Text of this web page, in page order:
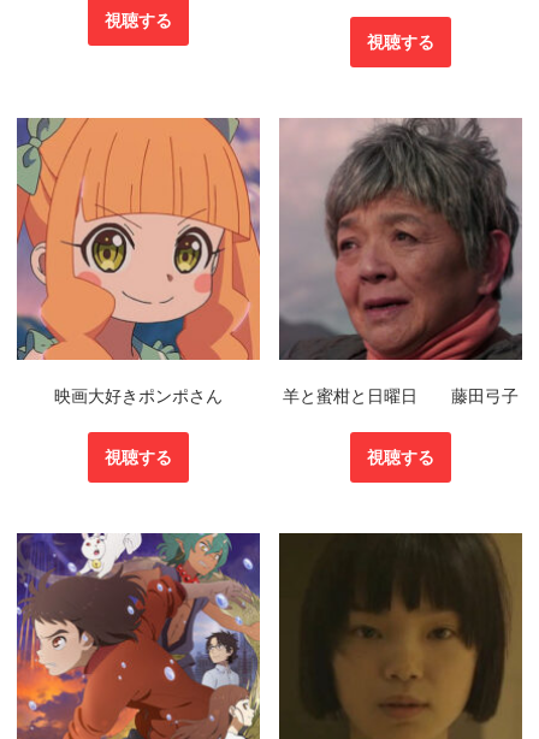
視聴する
視聴する
映画大好きポンポさん
視聴する
羊と蜜柑と日曜日 藤田弓子
視聴する